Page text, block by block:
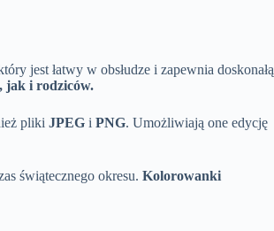
jest łatwy w obsłudze i zapewnia doskonałą
jak i rodziców.
pliki JPEG i PNG. Umożliwiają one edycję
świątecznego okresu. Kolorowanki